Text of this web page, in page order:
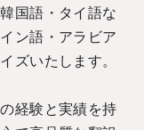
国語・タイ語な
ン語・アラビア
ズいたします。
経験と実績を持